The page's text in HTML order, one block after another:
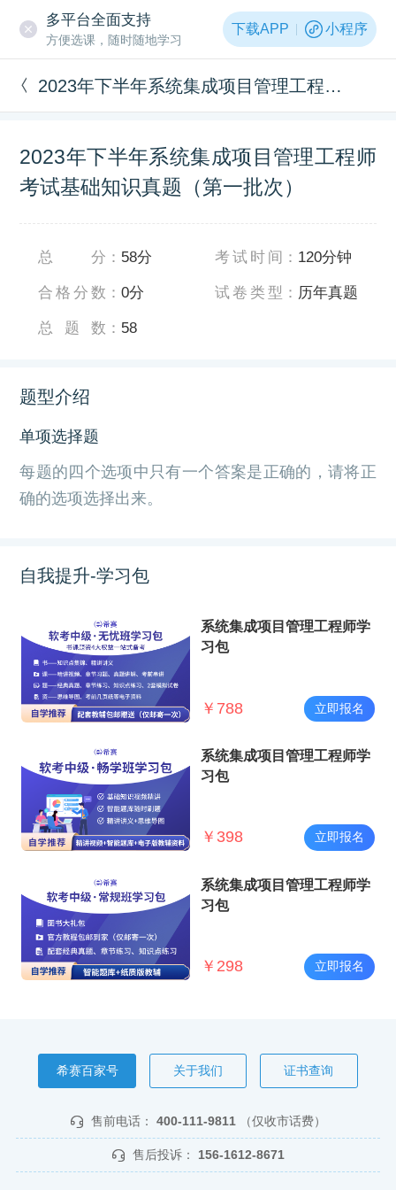
多平台全面支持
方便选课，随时随地学习
下载APP 小程序
2023年下半年系统集成项目管理工程师考试基础知识真题（第一批次）
2023年下半年系统集成项目管理工程师
考试基础知识真题（第一批次）
总分 ： 58分
合格分数 ：0分
总题数 ： 58
考试时间 ： 120分钟
试卷类型 ： 历年真题
题型介绍
单项选择题
每题的四个选项中只有一个答案是正确的，请将正
确的选项选择出来。
自我提升-学习包
系统集成项目管理工程师学
习包
￥ 788 立即报名
系统集成项目管理工程师学
习包
￥ 398 立即报名
系统集成项目管理工程师学
习包
￥ 298 立即报名
希赛百家号 关于我们 证书查询
售前电话： 400-111-9811 （仅收市话费）
售后投诉： 156-1612-8671